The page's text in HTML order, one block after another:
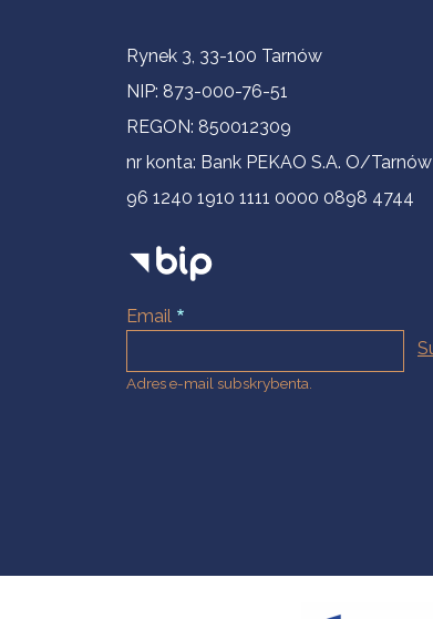
Informacje kontaktowe
Rynek 3, 33-100 Tarnów
NIP: 873-000-76-51
REGON: 850012309
nr konta: Bank PEKAO S.A. O/Tarnów
96 1240 1910 1111 0000 0898 4744
Email
Adres e-mail subskrybenta.